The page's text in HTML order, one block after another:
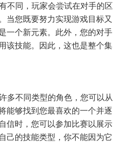
不同，玩家会尝试在对手的区
当您既要努力实现游戏目标又
一个新元素。此外，您的对手
该技能。因此，这也是整个集
多不同类型的角色，您可以从
能够找到您最喜欢的一个并逐
信时，您可以参加比赛以展示
己的技能类型，你不能因为它